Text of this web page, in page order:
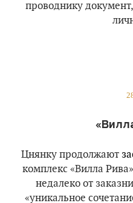
проводнику
Цнянку продолжают
комплекс «Вилла
недалеко от
«уникальное